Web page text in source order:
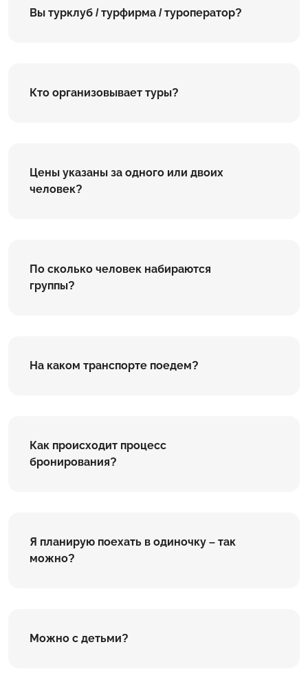
Вы турклуб / турфирма / туроператор?
Кто организовывает туры?
Цены указаны за одного или двоих
человек?
По сколько человек набираются
группы?
На каком транспорте поедем?
Как происходит процесс
бронирования?
Я планирую поехать в одиночку – так
можно?
Можно с детьми?